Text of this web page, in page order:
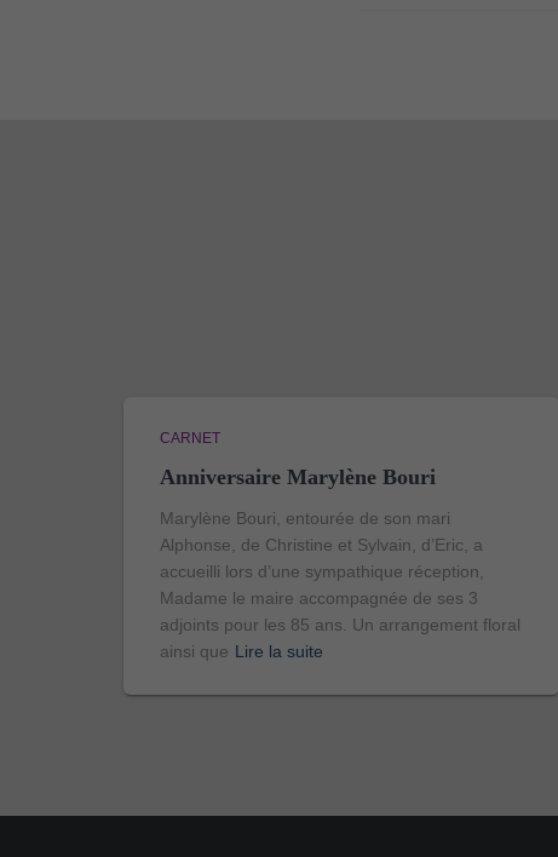
CARNET
Anniversaire Marylène Bouri
Marylène Bouri, entourée de son mari
Alphonse, de Christine et Sylvain, d’Eric, a
accueilli lors d’une sympathique réception,
Madame le maire accompagnée de ses 3
adjoints pour les 85 ans. Un arrangement floral
ainsi que Lire la suite